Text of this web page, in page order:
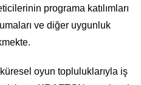
programa katılımları
ve diğer uygunluk
oyun topluluklarıyla iş